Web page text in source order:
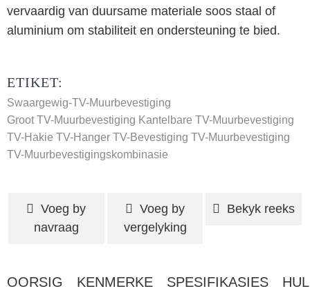
vervaardig van duursame materiale soos staal of
aluminium om stabiliteit en ondersteuning te bied.
ETIKET:
Swaargewig-TV-Muurbevestiging
Groot TV-Muurbevestiging Kantelbare TV-Muurbevestiging
TV-Hakie TV-Hanger TV-Bevestiging TV-Muurbevestiging
TV-Muurbevestigingskombinasie
Voeg by
navraag
Voeg by
vergelyking
Bekyk reeks
OORSIG KENMERKE SPESIFIKASIES